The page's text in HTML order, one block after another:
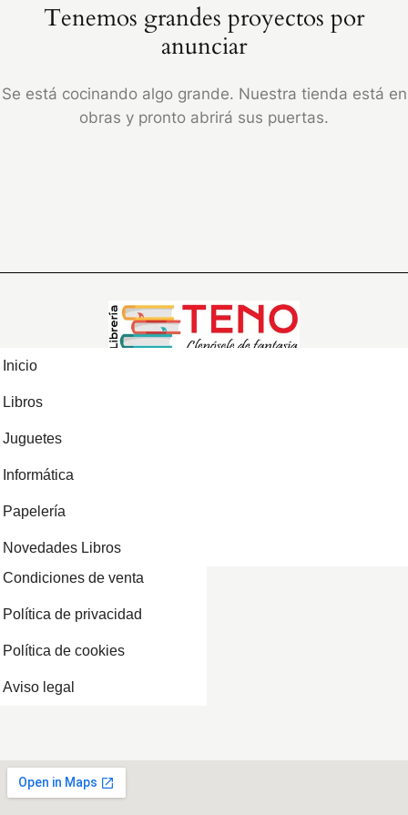
Tenemos grandes proyectos por
anunciar
Se está cocinando algo grande. Nuestra tienda está en
obras y pronto abrirá sus puertas.
Inicio
Libros
Juguetes
Informática
Papelería
Novedades Libros
Condiciones de venta
Política de privacidad
Política de cookies
Aviso legal